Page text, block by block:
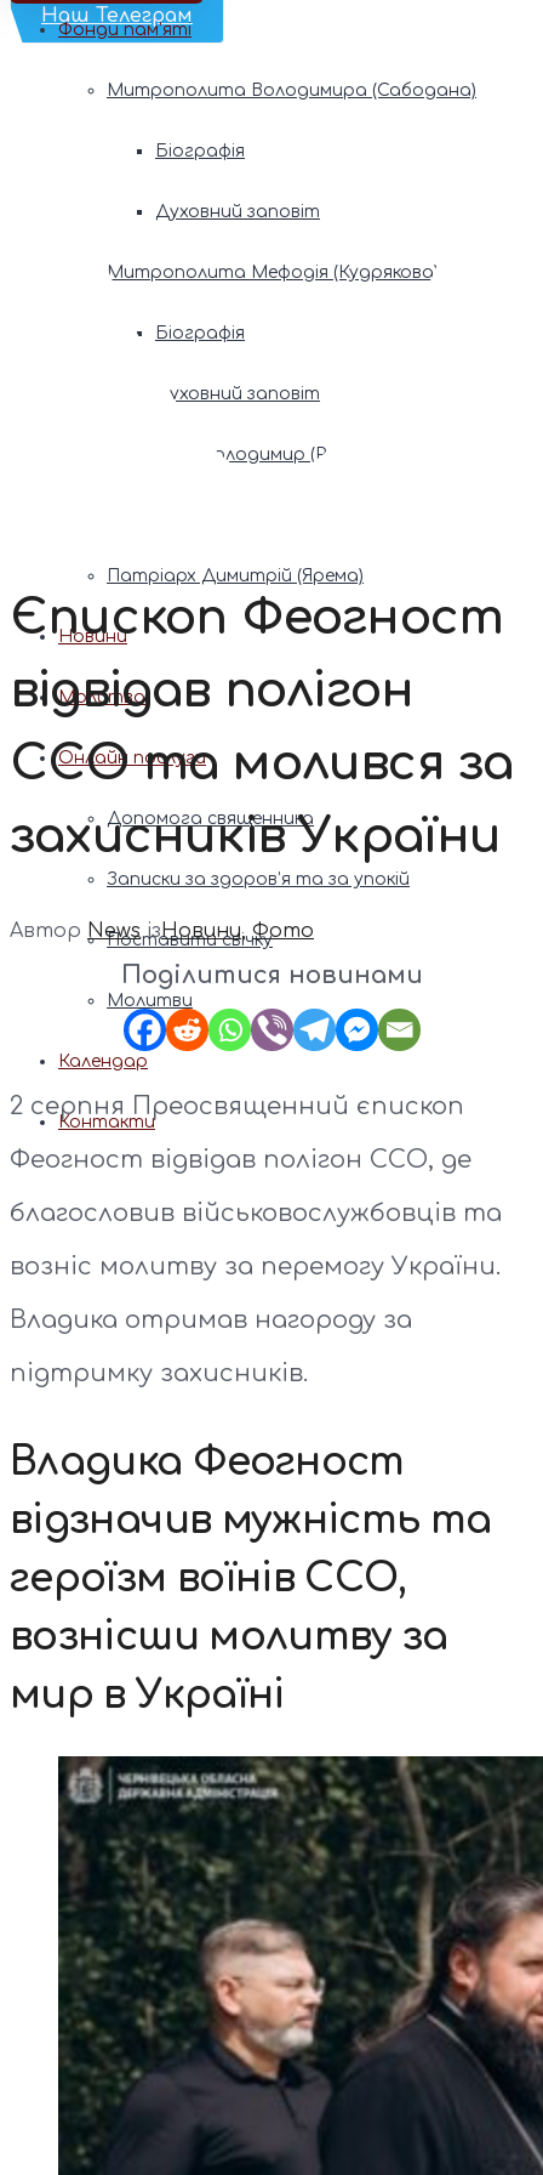
Наш Телеграм
Фонди пам’яті
Митрополита Володимира (Сабодана)
Біографія
Духовний заповіт
Митрополита Мефодія (Кудрякова)
Біографія
Духовний заповіт
Патріарх Володимир (Романюк)
Патріарх Димитрій (Ярема)
Новини
Молитва
Онлайн послуги
Допомога священника
Записки за здоров’я та за упокій
Поставити свічку
Молитви
Календар
Контакти
Єпископ Феогност
відвідав полігон
ССО та молився за
захисників України
Автор News ізНовини, Фото
Поділитися новинами
2 серпня Преосвященний єпископ
Феогност відвідав полігон ССО, де
благословив військовослужбовців та
возніс молитву за перемогу України.
Владика отримав нагороду за
підтримку захисників.
Владика Феогност
відзначив мужність та
героїзм воїнів ССО,
вознісши молитву за
мир в Україні